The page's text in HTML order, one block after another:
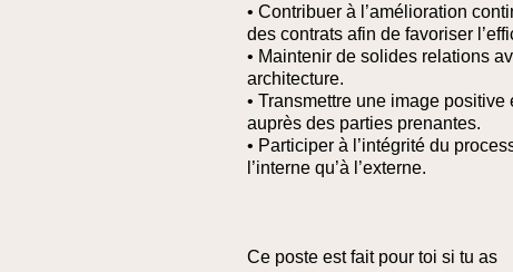
• Contribuer à l’amélioration
des contrats afin de favoriser
• Maintenir de solides relations
architecture.
• Transmettre une image
auprès des parties prenantes.
• Participer à l’intégrité du
l’interne qu’à l’externe.
Ce poste est fait pour toi si tu as